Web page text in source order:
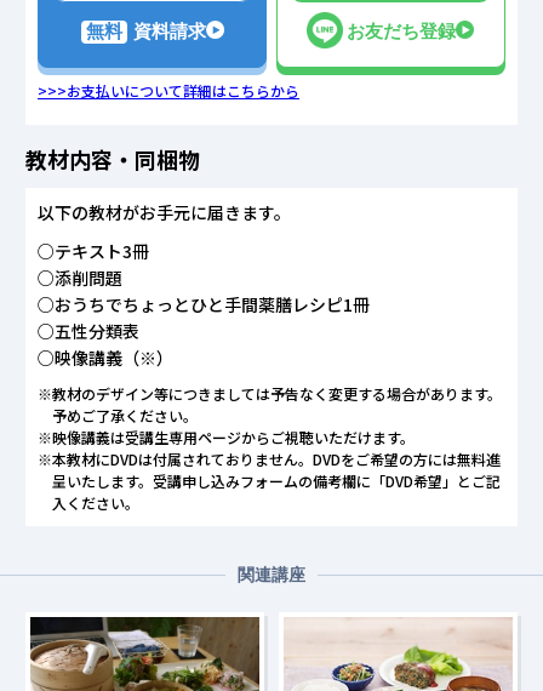
無料 資料請求 お友だち登録
>>>お支払いについて詳細はこちらから
教材内容・同梱物
以下の教材がお手元に届きます。
○テキスト3冊
○添削問題
○おうちでちょっとひと手間薬膳レシピ1冊
○五性分類表
○映像講義（※）
※教材のデザイン等につきましては予告なく変更する場合があります。
予めご了承ください。
※映像講義は受講生専用ページからご視聴いただけます。
※本教材にDVDは付属されておりません。DVDをご希望の方には無料進
呈いたします。受講申し込みフォームの備考欄に「DVD希望」とご記
入ください。
関連講座